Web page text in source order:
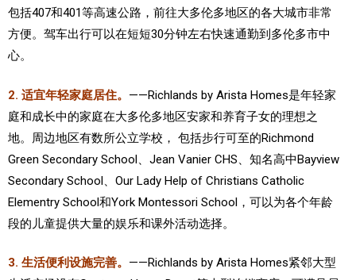
包括407和401等高速公路，前往大多伦多地区的各大城市非常
方便。驾车出行可以在短短30分钟左右快速通勤到多伦多市中
心。
2. 适宜年轻家庭居住。 ——Richlands by Arista Homes是年轻家
庭和成长中的家庭在大多伦多地区安家和养育子女的理想之
地。周边地区有数所公立学校， 包括步行可至的Richmond
Green Secondary School、Jean Vanier CHS、知名高中Bayview
Secondary School、Our Lady Help of Christians Catholic
Elementry School和York Montessori School，可以为各个年龄
段的儿童提供大量的娱乐和课外活动选择。
3. 生活便利设施完善。 ——Richlands by Arista Homes紧邻大型